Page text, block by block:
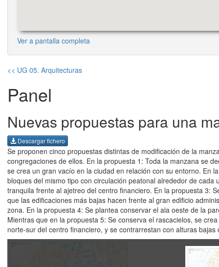
Ver a pantalla completa
<< UG 05. Arquitecturas
Panel
Nuevas propuestas para una
Descargar fichero
Se proponen cinco propuestas distintas de modificación de la
congregaciones de ellos. En la propuesta 1: Toda la manzana se
se crea un gran vacío en la ciudad en relación con su entorno. En
bloques del mismo tipo con circulación peatonal alrededor de
tranquila frente al ajetreo del centro financiero. En la propuesta 3:
que las edificaciones más bajas hacen frente al gran edificio
zona. En la propuesta 4: Se plantea conservar el ala oeste de la
Mientras que en la propuesta 5: Se conserva el rascacielos, se
norte-sur del centro financiero, y se contrarrestan con alturas